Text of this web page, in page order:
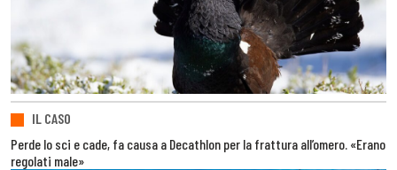
IL CASO
Perde lo sci e cade, fa causa a Decathlon per la frattura all’omero. «Erano
regolati male»